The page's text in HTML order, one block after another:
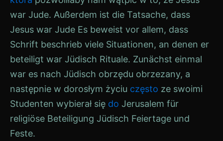
war Jude. Außerdem ist die Tatsache, dass
Jesus war Jude Es beweist vor allem, dass
Schrift beschrieb viele Situationen, an denen er
beteiligt war Jüdisch Rituale. Zunächst einmal
war es nach Jüdisch obrzędu obrzezany, a
następnie w dorosłym życiu często ze swoimi
Studenten wybierał się do Jerusalem für
religiöse Beteiligung Jüdisch Feiertage und
Feste.